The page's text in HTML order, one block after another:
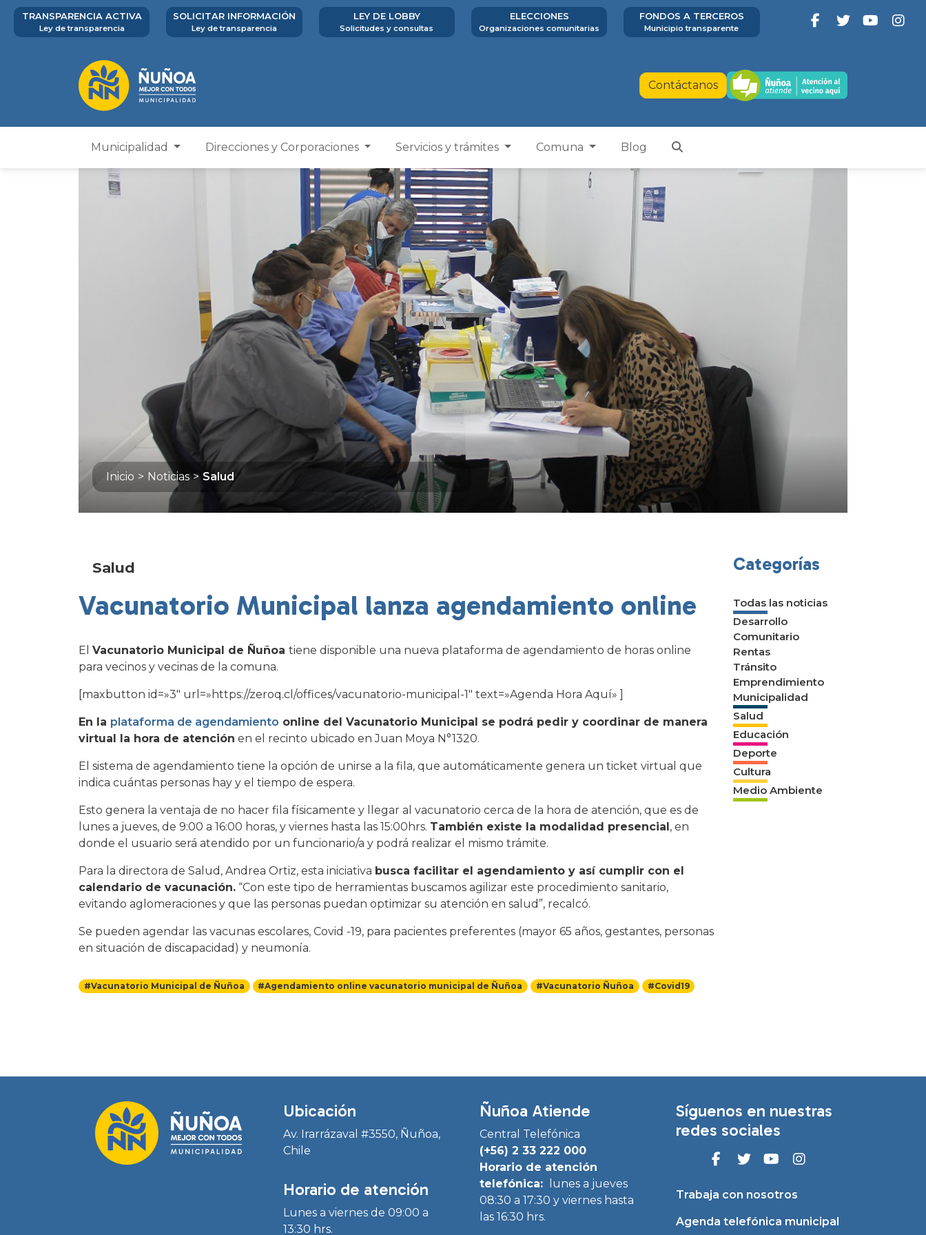
TRANSPARENCIA ACTIVA
Ley de transparencia
SOLICITAR INFORMACIÓN
Ley de transparencia
LEY DE LOBBY
Solicitudes y consultas
ELECCIONES
Organizaciones comunitarias
FONDOS A TERCEROS
Municipio transparente
Contáctanos
Municipalidad Direcciones y Corporaciones Servicios y trámites Comuna Blog
Inicio > Noticias > Salud
Salud
Vacunatorio Municipal lanza agendamiento online
El Vacunatorio Municipal de Ñuñoa tiene disponible una nueva plataforma de agendamiento de horas online
para vecinos y vecinas de la comuna.
[maxbutton id=»3″ url=»https://zeroq.cl/offices/vacunatorio-municipal-1″ text=»Agenda Hora Aquí» ]
En la plataforma de agendamiento online del Vacunatorio Municipal se podrá pedir y coordinar de manera
virtual la hora de atención en el recinto ubicado en Juan Moya N°1320.
El sistema de agendamiento tiene la opción de unirse a la fila, que automáticamente genera un ticket virtual que
indica cuántas personas hay y el tiempo de espera.
Esto genera la ventaja de no hacer fila físicamente y llegar al vacunatorio cerca de la hora de atención, que es de
lunes a jueves, de 9:00 a 16:00 horas, y viernes hasta las 15:00hrs. También existe la modalidad presencial, en
donde el usuario será atendido por un funcionario/a y podrá realizar el mismo trámite.
Para la directora de Salud, Andrea Ortiz, esta iniciativa busca facilitar el agendamiento y así cumplir con el
calendario de vacunación. “Con este tipo de herramientas buscamos agilizar este procedimiento sanitario,
evitando aglomeraciones y que las personas puedan optimizar su atención en salud”, recalcó.
Se pueden agendar las vacunas escolares, Covid -19, para pacientes preferentes (mayor 65 años, gestantes, personas
en situación de discapacidad) y neumonía.
#Vacunatorio Municipal de Ñuñoa #Agendamiento online vacunatorio municipal de Ñuñoa #Vacunatorio Ñuñoa #Covid19
Categorías
Todas las noticias
Desarrollo
Comunitario
Rentas
Tránsito
Emprendimiento
Municipalidad
Salud
Educación
Deporte
Cultura
Medio Ambiente
Ubicación
Av. Irarrázaval #3550, Ñuñoa,
Chile
Horario de atención
Lunes a viernes de 09:00 a
13:30 hrs.
Ñuñoa Atiende
Central Telefónica
(+56) 2 33 222 000
Horario de atención
telefónica:
lunes a jueves
08:30 a 17:30 y viernes hasta
las 16:30 hrs.
Síguenos en nuestras
redes sociales
Trabaja con nosotros
Agenda telefónica municipal